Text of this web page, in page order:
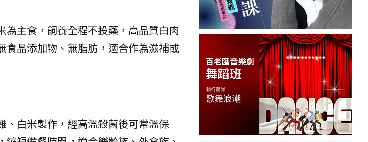
主食，飼養全程不投藥，高品質白肉
食品添加物、無脂肪，適合作為滋補或
、白米製作，經高溫殺菌後可常溫保